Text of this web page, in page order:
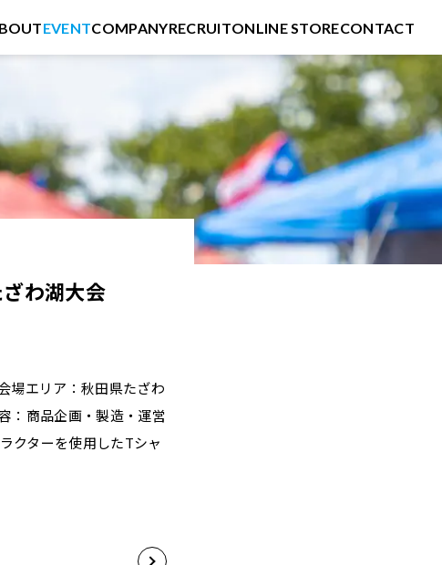
EVENTCOMPANYRECRUITONLINE STORECONTACT
わ湖大会
場エリア：秋田県たざわ
：商品企画・製造・運営
クターを使用したTシャ